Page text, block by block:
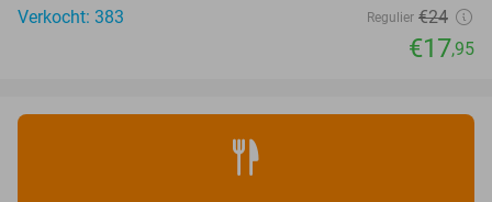
Verkocht: 383
Regulier €24
€17,95